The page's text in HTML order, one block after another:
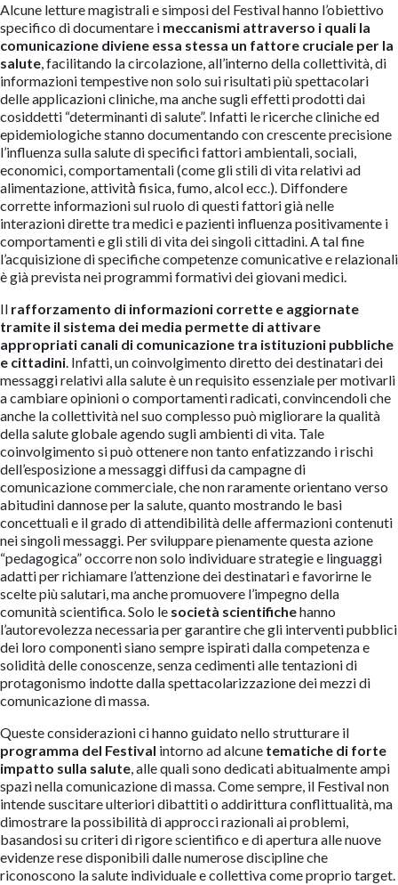
Alcune letture magistrali e simposi del Festival hanno l’obiettivo
specifico di documentare i meccanismi attraverso i quali la
comunicazione diviene essa stessa un fattore cruciale per la
salute, facilitando la circolazione, all’interno della collettività, di
informazioni tempestive non solo sui risultati più spettacolari
delle applicazioni cliniche, ma anche sugli effetti prodotti dai
cosiddetti “determinanti di salute”. Infatti le ricerche cliniche ed
epidemiologiche stanno documentando con crescente precisione
l’influenza sulla salute di specifici fattori ambientali, sociali,
economici, comportamentali (come gli stili di vita relativi ad
alimentazione, attività̀ fisica, fumo, alcol ecc.). Diffondere
corrette informazioni sul ruolo di questi fattori già nelle
interazioni dirette tra medici e pazienti influenza positivamente i
comportamenti e gli stili di vita dei singoli cittadini. A tal fine
l’acquisizione di specifiche competenze comunicative e relazionali
è già prevista nei programmi formativi dei giovani medici.
Il rafforzamento di informazioni corrette e aggiornate
tramite il sistema dei media permette di attivare
appropriati canali di comunicazione tra istituzioni pubbliche
e cittadini. Infatti, un coinvolgimento diretto dei destinatari dei
messaggi relativi alla salute è un requisito essenziale per motivarli
a cambiare opinioni o comportamenti radicati, convincendoli che
anche la collettività nel suo complesso può migliorare la qualità
della salute globale agendo sugli ambienti di vita. Tale
coinvolgimento si può ottenere non tanto enfatizzando i rischi
dell’esposizione a messaggi diffusi da campagne di
comunicazione commerciale, che non raramente orientano verso
abitudini dannose per la salute, quanto mostrando le basi
concettuali e il grado di attendibilità delle affermazioni contenuti
nei singoli messaggi. Per sviluppare pienamente questa azione
“pedagogica” occorre non solo individuare strategie e linguaggi
adatti per richiamare l’attenzione dei destinatari e favorirne le
scelte più salutari, ma anche promuovere l’impegno della
comunità scientifica. Solo le società scientifichehanno
l’autorevolezza necessaria per garantire che gli interventi pubblici
dei loro componenti siano sempre ispirati dalla competenza e
solidità delle conoscenze, senza cedimenti alle tentazioni di
protagonismo indotte dalla spettacolarizzazione dei mezzi di
comunicazione di massa.
Queste considerazioni ci hanno guidato nello strutturare il
programma del Festival intorno ad alcune tematiche di forte
impatto sulla salute, alle quali sono dedicati abitualmente ampi
spazi nella comunicazione di massa. Come sempre, il Festival non
intende suscitare ulteriori dibattiti o addirittura conflittualità, ma
dimostrare la possibilità di approcci razionali ai problemi,
basandosi su criteri di rigore scientifico e di apertura alle nuove
evidenze rese disponibili dalle numerose discipline che
riconoscono la salute individuale e collettiva come proprio target.